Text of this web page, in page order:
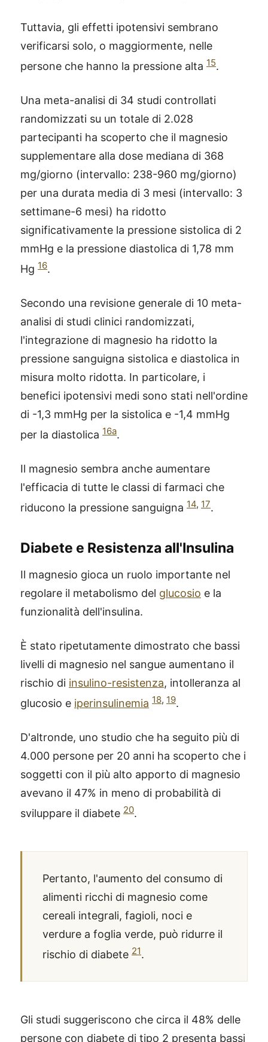
Tuttavia, gli effetti ipotensivi sembrano
verificarsi solo, o maggiormente, nelle
persone che hanno la pressione alta 15.
Una meta-analisi di 34 studi controllati
randomizzati su un totale di 2.028
partecipanti ha scoperto che il magnesio
supplementare alla dose mediana di 368
mg/giorno (intervallo: 238-960 mg/giorno)
per una durata media di 3 mesi (intervallo: 3
settimane-6 mesi) ha ridotto
significativamente la pressione sistolica di 2
mmHg e la pressione diastolica di 1,78 mm
Hg 16.
Secondo una revisione generale di 10 meta-
analisi di studi clinici randomizzati,
l'integrazione di magnesio ha ridotto la
pressione sanguigna sistolica e diastolica in
misura molto ridotta. In particolare, i
benefici ipotensivi medi sono stati nell'ordine
di -1,3 mmHg per la sistolica e -1,4 mmHg
per la diastolica 16a.
Il magnesio sembra anche aumentare
l'efficacia di tutte le classi di farmaci che
riducono la pressione sanguigna 14, 17.
Diabete e Resistenza all'Insulina
Il magnesio gioca un ruolo importante nel
regolare il metabolismo del glucosio e la
funzionalità dell'insulina.
È stato ripetutamente dimostrato che bassi
livelli di magnesio nel sangue aumentano il
rischio di insulino-resistenza, intolleranza al
glucosio e iperinsulinemia 18, 19.
D'altronde, uno studio che ha seguito più di
4.000 persone per 20 anni ha scoperto che i
soggetti con il più alto apporto di magnesio
avevano il 47% in meno di probabilità di
sviluppare il diabete 20.
Pertanto, l'aumento del consumo di
alimenti ricchi di magnesio come
cereali integrali, fagioli, noci e
verdure a foglia verde, può ridurre il
rischio di diabete 21.
Gli studi suggeriscono che circa il 48% delle
persone con diabete di tipo 2 presenta bassi
SCOPRI COME FUNZIONA